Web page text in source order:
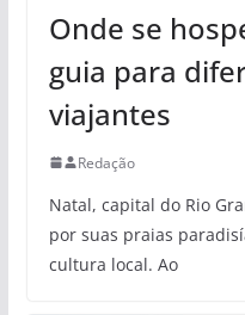
Onde se
guia para
viajantes
Redação
Natal, capital do Rio
por suas praias
cultura local. Ao